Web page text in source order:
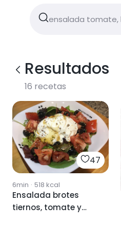
Resultados
16 recetas
47
6min · 518 kcal
Ensalada brotes
tiernos, tomate y